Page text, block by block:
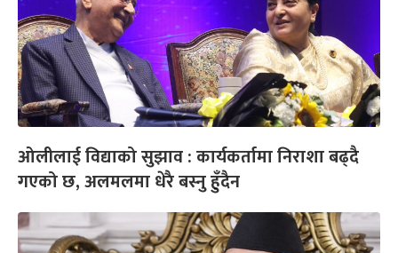
ओलीलाई विद्याको सुझाव : कार्यकर्तामा निराशा बढ्दै
गएको छ, अलमलमा धेरै बस्नु हुँदैन